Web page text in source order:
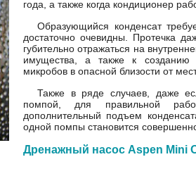
года, а также когда кондиционер
Образующийся конденсат
достаточно очевидны. Протечка
губительно отражаться на
имущества, а также к созданию
микробов в опасной близости от
Также в ряде случаев, даже
помпой, для правильной
дополнительный подъем
одной помпы становится
Дренажный насос Aspen Mini